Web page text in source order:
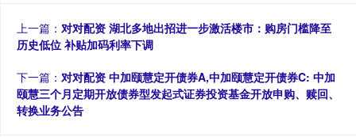
上一篇： 对对配资 湖北多地出招进一步激活楼市：购房门槛降至
历史低位 补贴加码利率下调
下一篇： 对对配资 中加颐慧定开债券A,中加颐慧定开债券C: 中加
颐慧三个月定期开放债券型发起式证券投资基金开放申购、赎回、
转换业务公告